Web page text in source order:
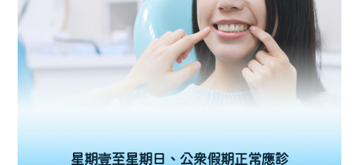
星期壹至星期日、公眾假期正常應診